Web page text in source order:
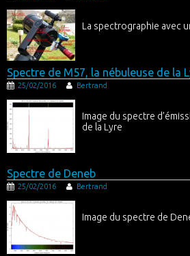
La spectrographie avec
Spectre de M57, la nébuleuse de la
25/02/2016 Bertrand
Image du spectre
de la Lyre
Spectre de Deneb
25/02/2016 Bertrand
Image du spectre de